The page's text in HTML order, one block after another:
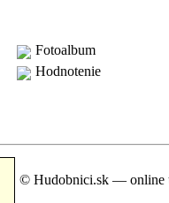
Fotoalbum
Hodnotenie
© Hudobnici.sk — online